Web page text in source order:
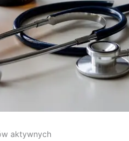
aktywnych